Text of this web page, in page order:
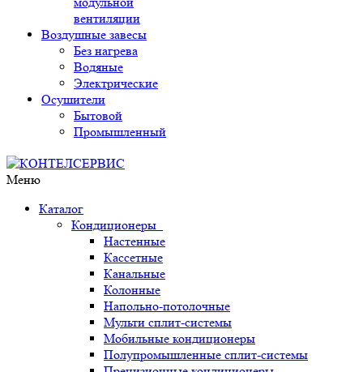
вентиляции
Воздушные завесы
Без нагрева
Водяные
Электрические
Осушители
Бытовой
Промышленный
Меню
Каталог
Кондиционеры
Настенные
Кассетные
Канальные
Колонные
Напольно-потолочные
Мульти сплит-системы
Мобильные кондиционеры
Полупромышленные сплит-системы